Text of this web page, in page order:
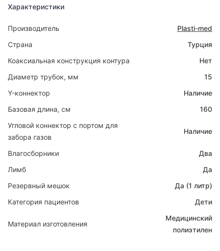
Характеристики
Производитель
Plasti-med
Страна
Турция
Коаксиальная конструкция контура
Нет
Диаметр трубок, мм
15
Y-коннектор
Наличие
Базовая длина, см
160
Угловой коннектор с портом для
забора газов
Наличие
Влагосборники
Два
Лимб
Да
Резервный мешок
Да (1 литр)
Категория пациентов
Дети
Материал изготовления
Медицинский
полиэтилен